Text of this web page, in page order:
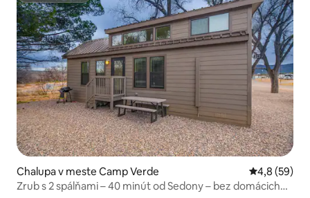
Chalupa v meste Camp Verde Priemerné
4,8 (59)
Zrub s 2 spálňami – 40 minút od Sedony – bez domácich